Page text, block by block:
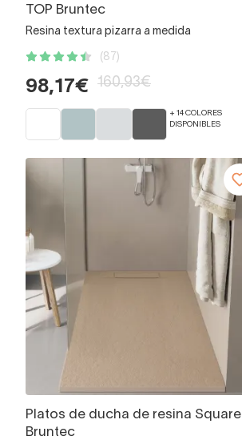
TOP Bruntec
Resina textura pizarra a medida
(87)
98,17€ 160,93€
+ 14 COLORES
DISPONIBLES
Platos de ducha de resina Square
Bruntec